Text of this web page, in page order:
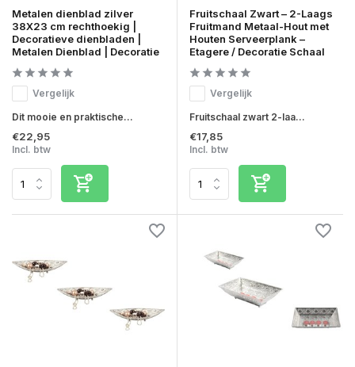
Metalen dienblad zilver
38X23 cm rechthoekig |
Decoratieve dienbladen |
Metalen Dienblad | Decoratie
Vergelijk
Dit mooie en praktische...
€22,95
Incl. btw
Fruitschaal Zwart – 2-Laags
Fruitmand Metaal-Hout met
Houten Serveerplank –
Etagere / Decoratie Schaal
Vergelijk
Fruitschaal zwart 2-laa...
€17,85
Incl. btw